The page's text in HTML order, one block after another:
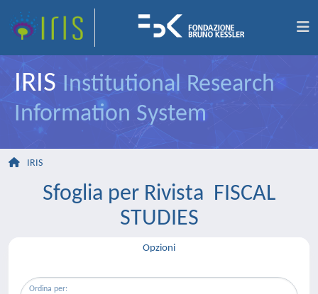
IRIS Institutional Research
Information System
IRIS
Sfoglia per Rivista FISCAL
STUDIES
Opzioni
Ordina per: